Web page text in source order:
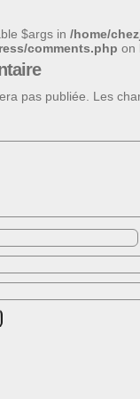
$args in /home/
comments.php on
pas publiée.
Les